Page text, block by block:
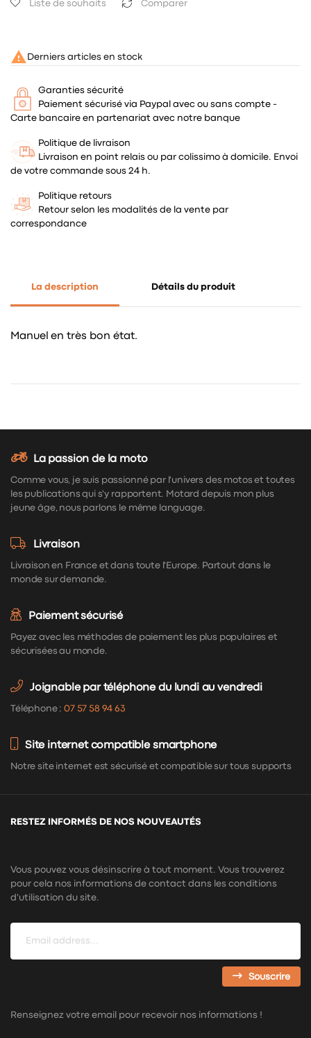
Liste de souhaits Comparer
 Derniers articles en stock
Garanties sécurité
Paiement sécurisé via Paypal avec ou sans compte -
Carte bancaire en partenariat avec notre banque
Politique de livraison
Livraison en point relais ou par colissimo à domicile. Envoi
de votre commande sous 24 h.
Politique retours
Retour selon les modalités de la vente par
correspondance
La description Détails du produit
Manuel en très bon état.
La passion de la moto
Comme vous, je suis passionné par l'univers des motos et toutes
les publications qui s'y rapportent. Motard depuis mon plus
jeune âge, nous parlons le même language.
Livraison
Livraison en France et dans toute l'Europe. Partout dans le
monde sur demande.
Paiement sécurisé
Payez avec les méthodes de paiement les plus populaires et
sécurisées au monde.
Joignable par téléphone du lundi au vendredi
Téléphone :07 57 58 94 63
Site internet compatible smartphone
Notre site internet est sécurisé et compatible sur tous supports
RESTEZ INFORMÉS DE NOS NOUVEAUTÉS
Vous pouvez vous désinscrire à tout moment. Vous trouverez
pour cela nos informations de contact dans les conditions
d'utilisation du site.
Souscrire
Renseignez votre email pour recevoir nos informations !